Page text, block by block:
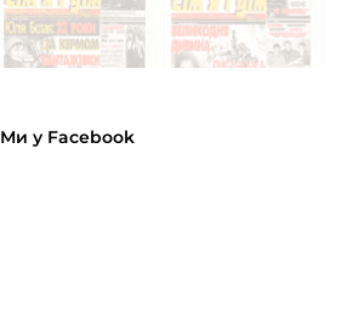
Ми у Facebook